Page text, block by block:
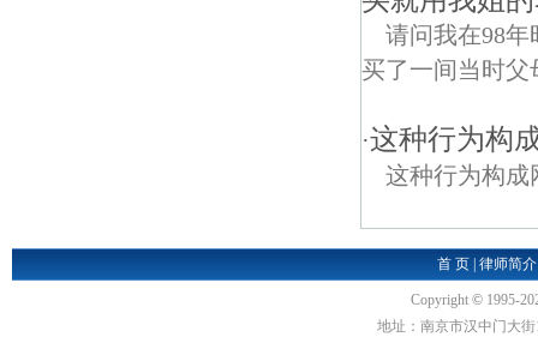
请问我在98
买了一间当时父
·这种行为构
这种行为构成
首 页 |律师简介
Copyright © 1995-
地址：南京市汉中门大街